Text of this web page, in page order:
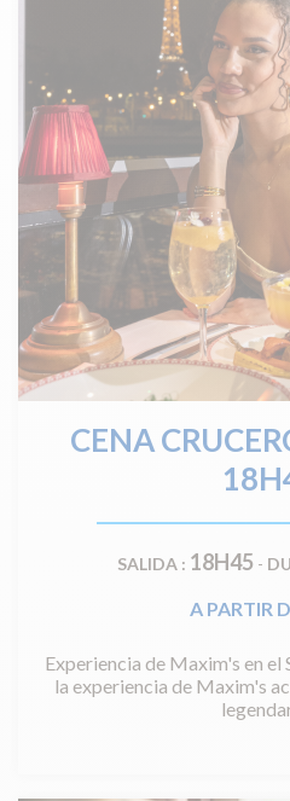
CENA
SALIDA : 18H45 -
A PARTIR
Experiencia de Maxim's en el
la experiencia de Maxim's